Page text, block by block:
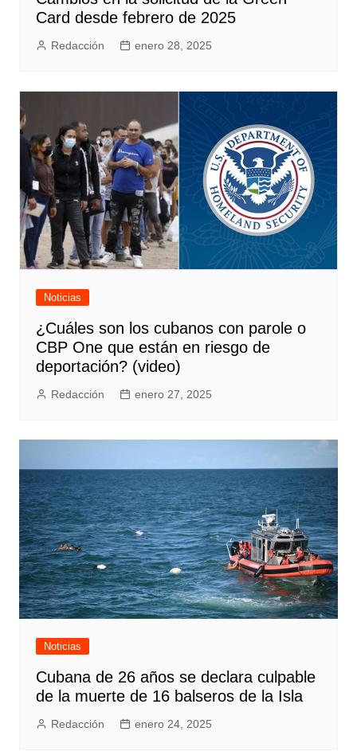
Card desde febrero de 2025
Redacción enero 28, 2025
Noticias
¿Cuáles son los cubanos con parole o
CBP One que están en riesgo de
deportación? (video)
Redacción enero 27, 2025
Noticias
Cubana de 26 años se declara culpable
de la muerte de 16 balseros de la Isla
Redacción enero 24, 2025